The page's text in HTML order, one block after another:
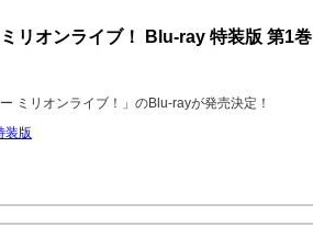
リオンライブ！ Blu-ray 特装版 第1巻
ミリオンライブ！」のBlu-rayが発売決定！
装版